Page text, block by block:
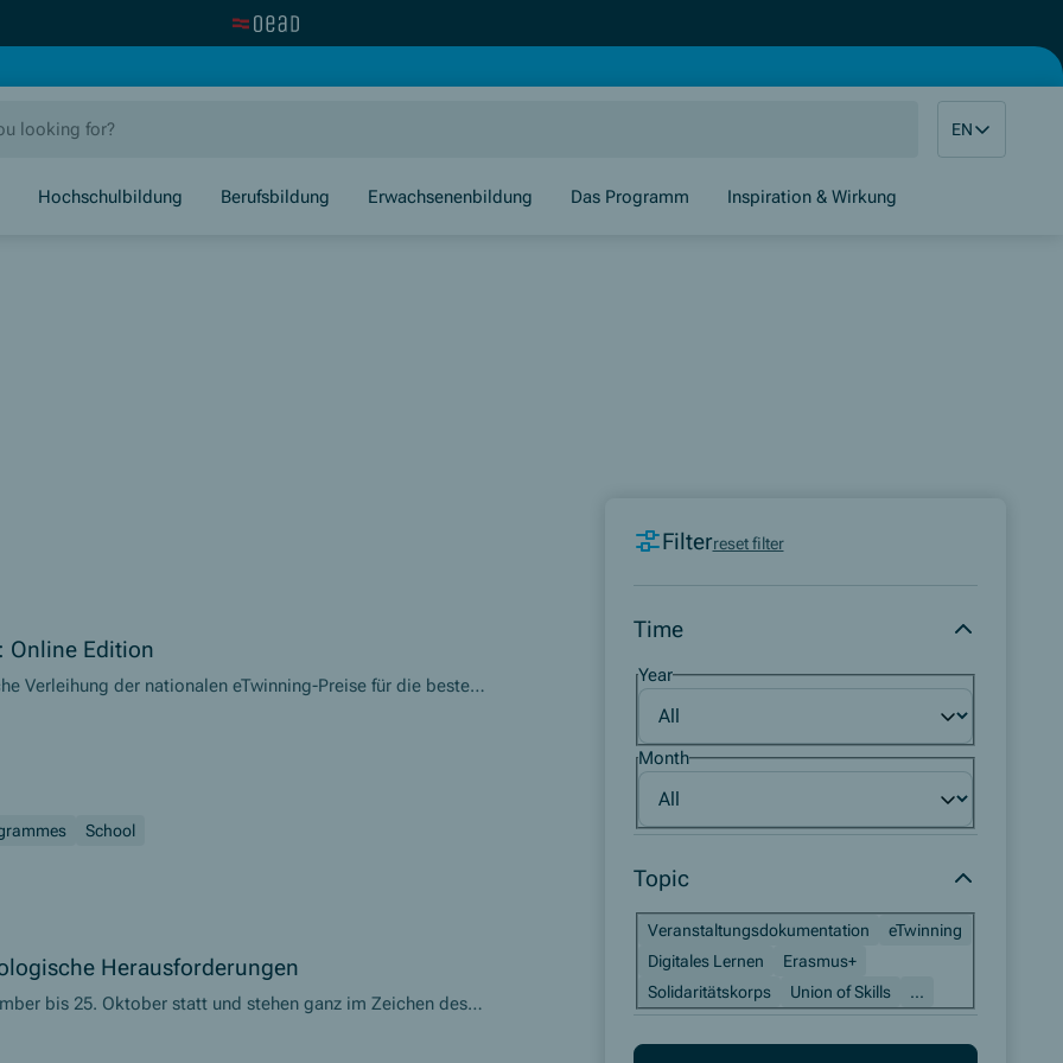
EN
Hochschulbildung Berufsbildung Erwachsenenbildung Das Programm Inspiration & Wirkung
Filterreset filter
Time
Year
Month
Topic
Veranstaltungsdokumentation
eTwinning
Digitales Lernen
Erasmus+
Solidaritätskorps
Union of Skills ...
Online Edition
Verleihung der nationalen eTwinning-Preise für die besten
School
Herausforderungen
bis 25. Oktober statt und stehen ganz im Zeichen des